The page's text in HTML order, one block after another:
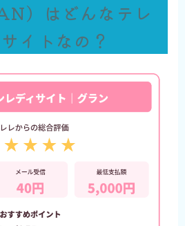
）はどんなテレ
イトなの？